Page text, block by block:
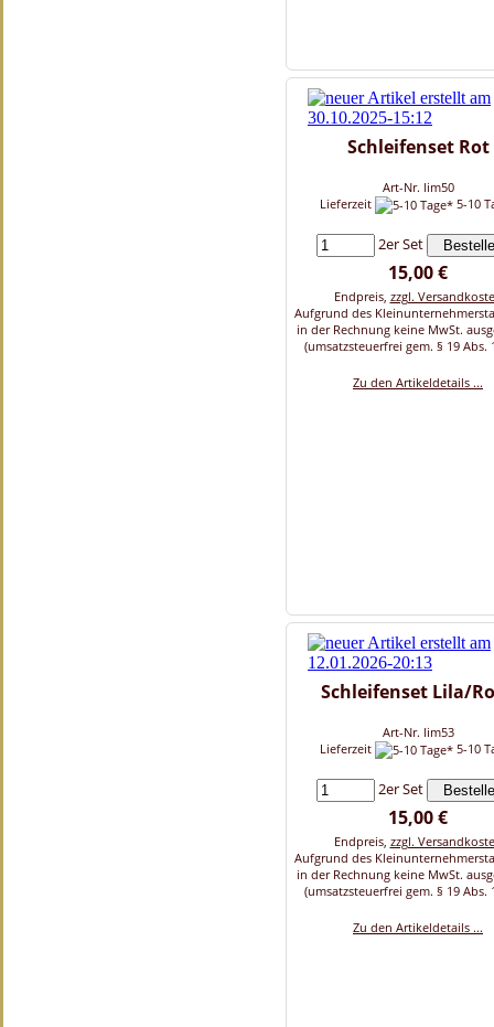
Schleifenset Rot
Art-Nr. lim50
Lieferzeit
5-10
2er Set
15,00 €
Endpreis, zzgl.
Aufgrund des
in der Rechnung keine MwSt.
(umsatzsteuerfrei gem. § 19 Abs.
Zu den Artikeldetails ...
Schleifenset Lila/
Art-Nr. lim53
Lieferzeit
5-10
2er Set
15,00 €
Endpreis, zzgl.
Aufgrund des
in der Rechnung keine MwSt.
(umsatzsteuerfrei gem. § 19 Abs.
Zu den Artikeldetails ...